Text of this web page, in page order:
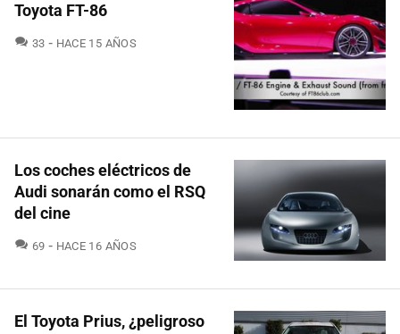
Toyota FT-86
33 COMENTARIOS
HACE 15 AÑOS
Los coches eléctricos de
Audi sonarán como el RSQ
del cine
69 COMENTARIOS
HACE 16 AÑOS
El Toyota Prius, ¿peligroso